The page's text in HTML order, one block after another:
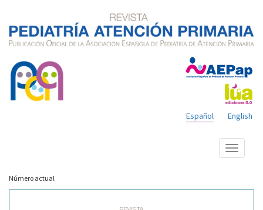
English
Español
Mostrar
menú
Número actual